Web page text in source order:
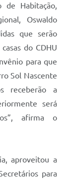
Habitação,
Oswaldo
que serão
do CDHU
para que
Sol Nascente
receberão a
será
afirma o
aproveitou a
para